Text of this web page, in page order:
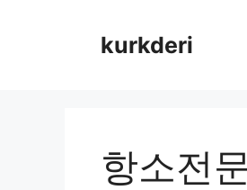
kurkderi
항소전